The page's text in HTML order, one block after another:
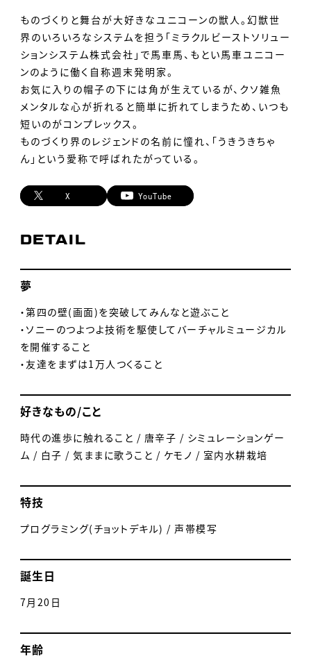
ものづくりと舞台が大好きなユニコーンの獣人。幻獣世
界のいろいろなシステムを担う「ミラクルビーストソリュー
ションシステム株式会社」で馬車馬、もとい馬車ユニコー
ンのように働く自称週末発明家。
お気に入りの帽子の下には角が生えているが、クソ雑魚
メンタルな心が折れると簡単に折れてしまうため、いつも
短いのがコンプレックス。
ものづくり界のレジェンドの名前に憧れ、「うきうきちゃ
ん」という愛称で呼ばれたがっている。
X YouTube
DETAIL
夢
・第四の壁(画面)を突破してみんなと遊ぶこと
・ソニーのつよつよ技術を駆使してバーチャルミュージカル
を開催すること
・友達をまずは1万人つくること
好きなもの/こと
時代の進歩に触れること / 唐辛子 / シミュレーションゲー
ム / 白子 / 気ままに歌うこと / ケモノ / 室内水耕栽培
特技
プログラミング(チョットデキル) / 声帯模写
誕生日
7月20日
年齢